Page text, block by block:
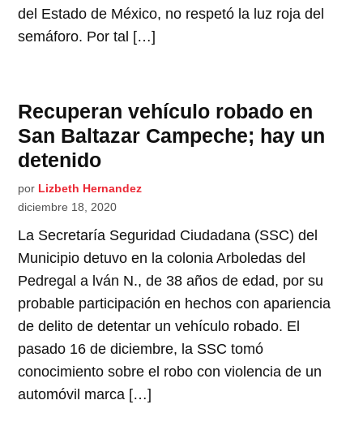
del Estado de México, no respetó la luz roja del
semáforo. Por tal […]
Recuperan vehículo robado en
San Baltazar Campeche; hay un
detenido
por Lizbeth Hernandez
diciembre 18, 2020
La Secretaría Seguridad Ciudadana (SSC) del
Municipio detuvo en la colonia Arboledas del
Pedregal a lván N., de 38 años de edad, por su
probable participación en hechos con apariencia
de delito de detentar un vehículo robado. El
pasado 16 de diciembre, la SSC tomó
conocimiento sobre el robo con violencia de un
automóvil marca […]